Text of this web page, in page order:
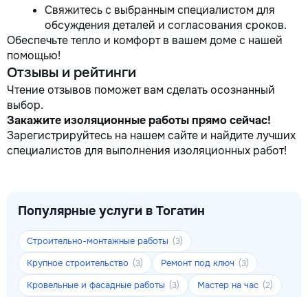
Свяжитесь с выбранным специалистом для
обсуждения деталей и согласования сроков.
Обеспечьте тепло и комфорт в вашем доме с нашей
помощью!
Отзывы и рейтинги
Чтение отзывов поможет вам сделать осознанный
выбор.
Закажите изоляционные работы прямо сейчас!
Зарегистрируйтесь на нашем сайте и найдите лучших
специалистов для выполнения изоляционных работ!
Популярные услуги в Тогатин
Строительно-монтажные работы (3)
Крупное строительство (3) Ремонт под ключ (3)
Кровельные и фасадные работы (3) Мастер на час (2)